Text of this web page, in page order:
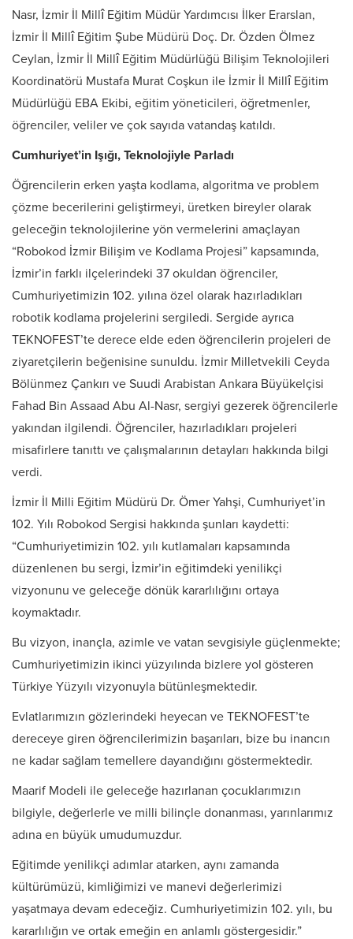
Nasr, İzmir İl Millî Eğitim Müdür Yardımcısı İlker Erarslan,
İzmir İl Millî Eğitim Şube Müdürü Doç. Dr. Özden Ölmez
Ceylan, İzmir İl Millî Eğitim Müdürlüğü Bilişim Teknolojileri
Koordinatörü Mustafa Murat Coşkun ile İzmir İl Millî Eğitim
Müdürlüğü EBA Ekibi, eğitim yöneticileri, öğretmenler,
öğrenciler, veliler ve çok sayıda vatandaş katıldı.
Cumhuriyet’in Işığı, Teknolojiyle Parladı
Öğrencilerin erken yaşta kodlama, algoritma ve problem
çözme becerilerini geliştirmeyi, üretken bireyler olarak
geleceğin teknolojilerine yön vermelerini amaçlayan
“Robokod İzmir Bilişim ve Kodlama Projesi” kapsamında,
İzmir’in farklı ilçelerindeki 37 okuldan öğrenciler,
Cumhuriyetimizin 102. yılına özel olarak hazırladıkları
robotik kodlama projelerini sergiledi. Sergide ayrıca
TEKNOFEST’te derece elde eden öğrencilerin projeleri de
ziyaretçilerin beğenisine sunuldu. İzmir Milletvekili Ceyda
Bölünmez Çankırı ve Suudi Arabistan Ankara Büyükelçisi
Fahad Bin Assaad Abu Al-Nasr, sergiyi gezerek öğrencilerle
yakından ilgilendi. Öğrenciler, hazırladıkları projeleri
misafirlere tanıttı ve çalışmalarının detayları hakkında bilgi
verdi.
İzmir İl Milli Eğitim Müdürü Dr. Ömer Yahşi, Cumhuriyet’in
102. Yılı Robokod Sergisi hakkında şunları kaydetti:
“Cumhuriyetimizin 102. yılı kutlamaları kapsamında
düzenlenen bu sergi, İzmir’in eğitimdeki yenilikçi
vizyonunu ve geleceğe dönük kararlılığını ortaya
koymaktadır.
Bu vizyon, inançla, azimle ve vatan sevgisiyle güçlenmekte;
Cumhuriyetimizin ikinci yüzyılında bizlere yol gösteren
Türkiye Yüzyılı vizyonuyla bütünleşmektedir.
Evlatlarımızın gözlerindeki heyecan ve TEKNOFEST’te
dereceye giren öğrencilerimizin başarıları, bize bu inancın
ne kadar sağlam temellere dayandığını göstermektedir.
Maarif Modeli ile geleceğe hazırlanan çocuklarımızın
bilgiyle, değerlerle ve milli bilinçle donanması, yarınlarımız
adına en büyük umudumuzdur.
Eğitimde yenilikçi adımlar atarken, aynı zamanda
kültürümüzü, kimliğimizi ve manevi değerlerimizi
yaşatmaya devam edeceğiz. Cumhuriyetimizin 102. yılı, bu
kararlılığın ve ortak emeğin en anlamlı göstergesidir.”